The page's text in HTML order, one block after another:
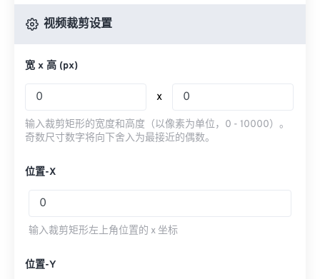
视频裁剪设置
宽 x 高 (px)
x
输入裁剪矩形的宽度和高度（以像素为单位，0 - 10000）。
奇数尺寸数字将向下舍入为最接近的偶数。
位置-X
输入裁剪矩形左上角位置的 x 坐标
位置-Y